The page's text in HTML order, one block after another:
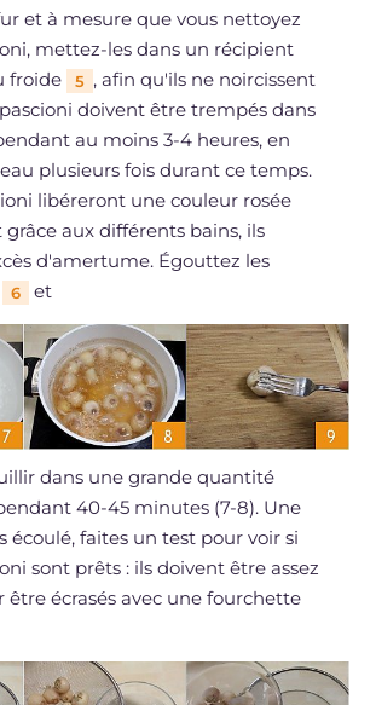
et à mesure que vous nettoyez
mettez-les dans un récipient
froide
5 , afin qu'ils ne noircissent
doivent être trempés dans
au moins 3-4 heures, en
plusieurs fois durant ce temps.
libéreront une couleur rosée
grâce aux différents bains, ils
d'amertume. Égouttez les
6 et
dans une grande quantité
40-45 minutes (7-8). Une
écoulé, faites un test pour voir si
sont prêts : ils doivent être assez
être écrasés avec une fourchette